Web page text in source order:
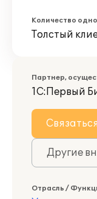
Количество
Толстый
Партнер,
1С:Первый
Связаться
Другие
Отрасль /